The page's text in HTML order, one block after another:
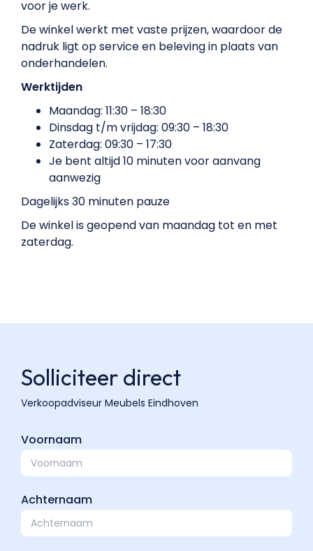
voor je werk.
De winkel werkt met vaste prijzen, waardoor de
nadruk ligt op service en beleving in plaats van
onderhandelen.
Werktijden
Maandag: 11:30 – 18:30
Dinsdag t/m vrijdag: 09:30 – 18:30
Zaterdag: 09:30 – 17:30
Je bent altijd 10 minuten voor aanvang
aanwezig
Dagelijks 30 minuten pauze
De winkel is geopend van maandag tot en met
zaterdag.
Solliciteer direct
Voornaam
Achternaam